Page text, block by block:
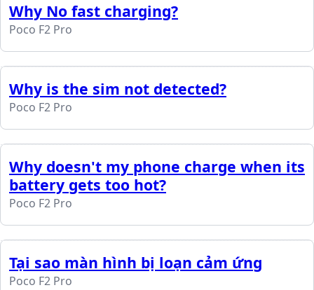
Why No fast charging?
Poco F2 Pro
Why is the sim not detected?
Poco F2 Pro
Why doesn't my phone charge when its
battery gets too hot?
Poco F2 Pro
Tại sao màn hình bị loạn cảm ứng
Poco F2 Pro